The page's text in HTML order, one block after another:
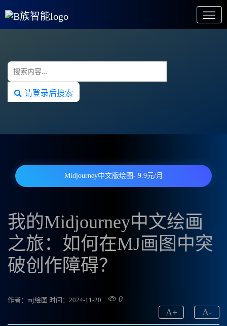
请登录后搜索
Midjourney中文版绘图- 9.9元/月
我的Midjourney中文绘画
之旅：如何在MJ画图中突
破创作障碍？
作者：mj绘图 时间：2024-11-20 0
A-
A+